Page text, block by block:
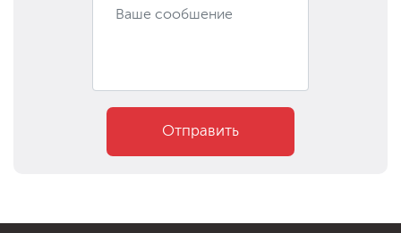
Отправить